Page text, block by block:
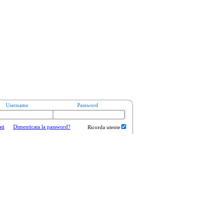
Username Password
Dimenticata la password? Ricorda utente